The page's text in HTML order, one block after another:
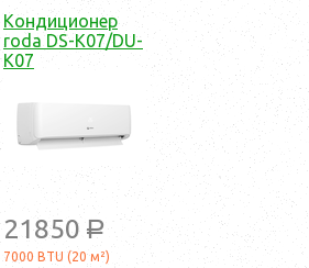
Кондиционер
roda DS-K07/DU-
K07
21850 a
7000 BTU (20 м²)